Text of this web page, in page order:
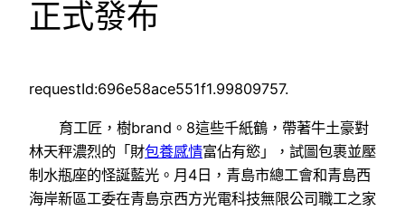
正式發布
requestId:696e58ace551f1.99809757.
育工匠，樹brand。8這些千紙鶴，帶著牛土豪對
林天秤濃烈的「財包養感情富佔有慾」，試圖包裹並壓
制水瓶座的怪誕藍光。月4日，青島市總工會和青島西
海岸新區工委在青島京西方光電科技無限公司職工之家